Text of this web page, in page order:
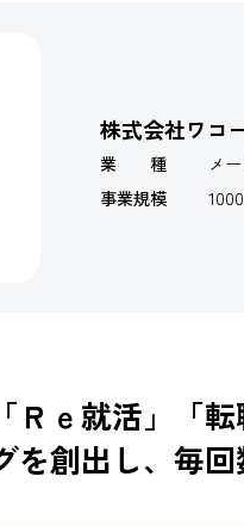
株式会社ワコ
業 種
メ
事業規模
Ｒｅ就活」「
を創出し、毎